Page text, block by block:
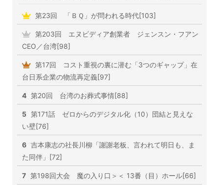
第23回 「ＢＱ」が問われる時代[103]
第203回 エヌビディア創業者 ジェンスン・フアン
CEO／台湾[98]
第17回 コスト重視の裏に潜む「3つのギャップ」在
台日系企業の物流再定義[97]
4 第20回 台湾のお葬式事情[88]
5 第171話 ゼロからのデジタル化（10）団結と見えな
い壁[76]
6 吉本康志の社長川柳「謝謝老板、言われて明日も、ま
た同伴」[72]
7 第198回大会 魔の入り口＞＜ 13番（目）ホール[66]